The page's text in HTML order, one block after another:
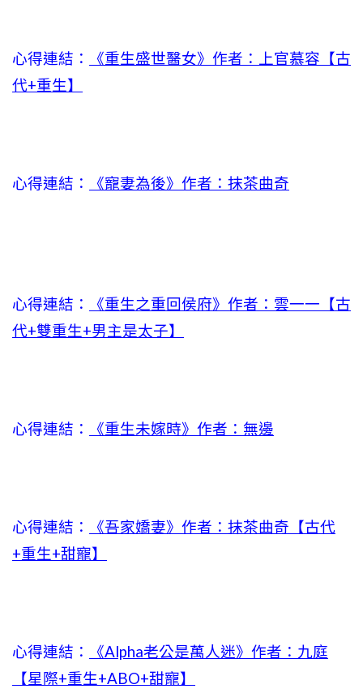
心得連結：
《重生盛世醫女》作者：上官慕容【古
代+重生】
心得連結： 《寵妻為後》作者：抹茶曲奇
心得連結：
《重生之重回侯府》作者：雲一一【古
代+雙重生+男主是太子】
心得連結： 《重生未嫁時》作者：無邊
心得連結：
《吾家嬌妻》作者：抹茶曲奇【古代
+重生+甜寵】
心得連結：
《Alpha老公是萬人迷》作者：九庭
【星際+重生+ABO+甜寵】